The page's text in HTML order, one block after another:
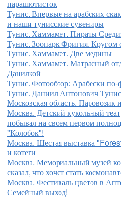
парашютисток
Тунис. Впервые на арабских
и наши тунисские сувениры
Тунис. Хаммамет. Пираты
Тунис. Зоопарк Фригия. Кругом
Тунис. Хаммамет. Две медины
Тунис. Хаммамет. Матрасный
Данилкой
Тунис. Фотообзор: Арабески по-
Тунис. Даниил Антонович
Московская область. Паровозик
Москва. Детский кукольный
побывал на своем первом
"Колобок"!
Москва. Шестая выставка
и котеги
Москва. Мемориальный музей
сказал, что хочет стать
Москва. Фестиваль цветов в
Семейный выход!